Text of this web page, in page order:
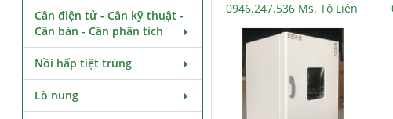
0946.247.536 Ms. Tô Liên
Cân điện tử - Cân kỹ thuật -
Cân bàn - Cân phân tích
Nồi hấp tiệt trùng
Lò nung